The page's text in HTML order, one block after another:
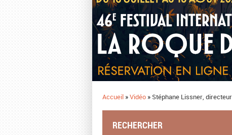
Accueil »Vidéo » Stéphane Lissner,
RECHERCHER